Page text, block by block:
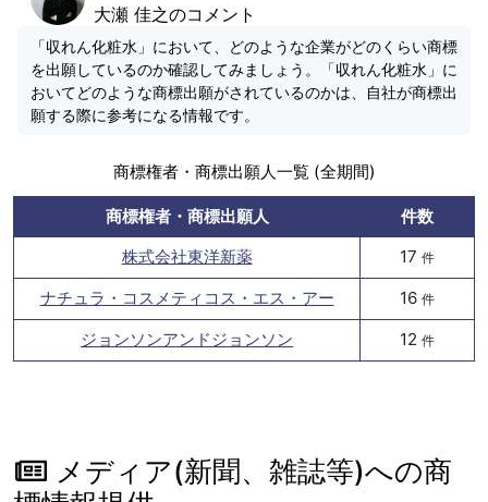
大瀬 佳之のコメント
「収れん化粧水」において、どのような企業がどのくらい商標
を出願しているのか確認してみましょう。「収れん化粧水」に
おいてどのような商標出願がされているのかは、自社が商標出
願する際に参考になる情報です。
商標権者・商標出願人一覧 (全期間)
商標権者・商標出願人
件数
株式会社東洋新薬
17 件
ナチュラ・コスメティコス・エス・アー 16 件
ジョンソンアンドジョンソン 12 件
メディア(新聞、雑誌等)への商